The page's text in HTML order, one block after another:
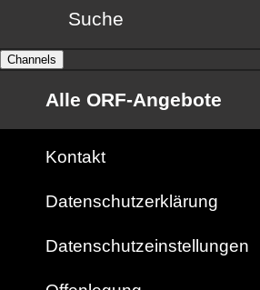
Suche
Channels
Alle ORF-Angebote
Kontakt
Datenschutzerklärung
Datenschutzeinstellungen